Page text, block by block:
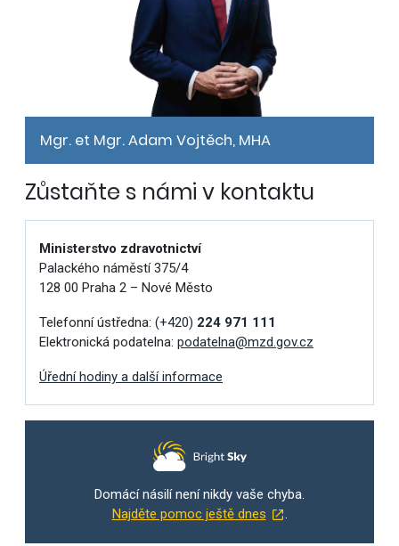
Mgr. et Mgr. Adam Vojtěch, MHA
Zůstaňte s námi v kontaktu
Ministerstvo zdravotnictví
Palackého náměstí 375/4
128 00 Praha 2 – Nové Město
Telefonní ústředna: (+420) 224 971 111
Elektronická podatelna: podatelna@mzd.gov.cz
Úřední hodiny a další informace
Domácí násilí není nikdy vaše chyba.
Najděte pomoc ještě dnes